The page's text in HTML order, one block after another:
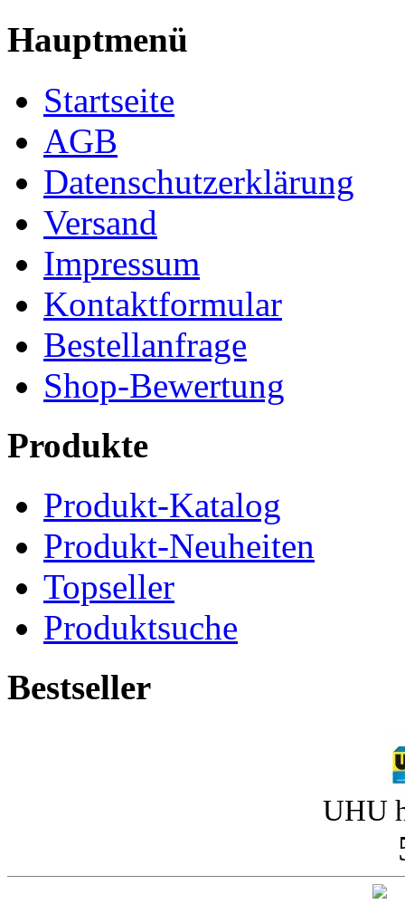
Hauptmenü
Startseite
AGB
Datenschutzerklärung
Versand
Impressum
Kontaktformular
Bestellanfrage
Shop-Bewertung
Produkte
Produkt-Katalog
Produkt-Neuheiten
Topseller
Produktsuche
Bestseller
UHU